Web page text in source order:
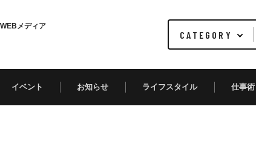
メディア
イベント お知らせ ライフスタイル 仕事術